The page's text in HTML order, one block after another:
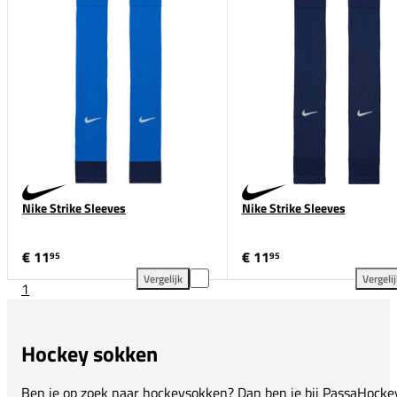
Nike Strike Sleeves
€ 1195
Vergelijk
Nike Strike Sleeves toevoegen aan vergelijking
Nike Strike Sleeves
€ 1195
1
Hockey sokken
Ben je op zoek naar hockeysokken? Dan ben je bij